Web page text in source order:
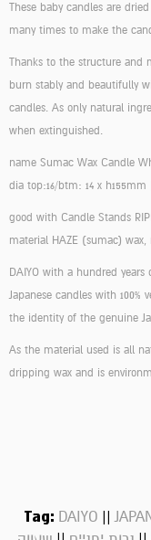
These baby candles are
many times to make the
Thanks to the structure and
burn stably and beautifully
candles. As only natural
when extinguished.
name Sumac Wax Candle
dia top:16/btm: 14 x
good with Candle Stands
material HAZE (sumac)
DAIYO with a hundred
Japanese candles with
the identity of the genuine
As the material used is all
dripping wax and is
Tag: DAIYO ||